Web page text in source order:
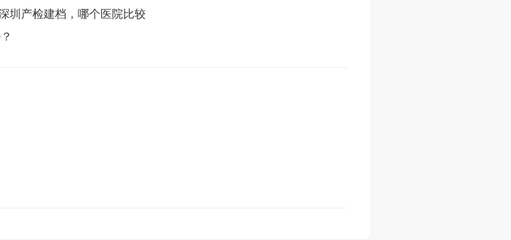
圳产检建档，哪个医院比较